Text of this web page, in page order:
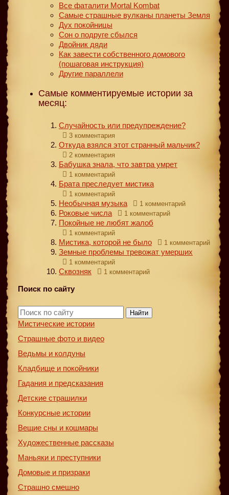
Все фаталити Mortal Kombat
Самые страшные вулканы планеты Земля
Дух покойницы
Сон о подруге сбылся
Двойник дяди
Как завести собственного домового
(пошаговая инструкция)
Другие параллели
Самые комментируемые истории за
месяц:
Случайность или предупреждение?
3 комментария
Откуда взялся этот странный мальчик?
2 комментария
Бабушка знала, что завтра умрет
1 комментарий
Брата преследует мистика
1 комментарий
Необычная музыка 1 комментарий
Роковые числа 1 комментарий
Покойные не любят жалоб
1 комментарий
Мистика, которой не было 1 комментарий
Земные проблемы тревожат умерших
1 комментарий
Сквозняк 1 комментарий
Поиск по сайту
Найти
Мистические истории
Страшные фото и видео
Ведьмы и колдуны
Кладбище и покойники
Гадания и предсказания
Детские страшилки
Конкурсные истории
Вещие сны и кошмары
Художественные рассказы
Маньяки и преступники
Домовые и призраки
Страшно смешно